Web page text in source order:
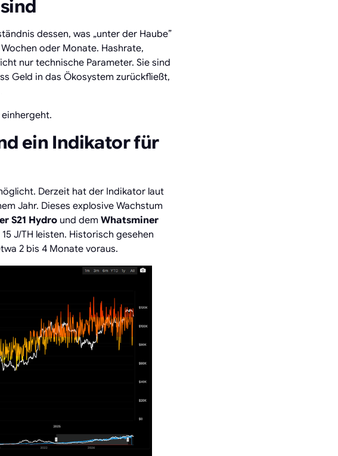
dessen, was „unter der Haube”
oder Monate. Hashrate,
nur technische Parameter. Sie sind
Geld in das Ökosystem zurückfließt,
ein Indikator für
Derzeit hat der Indikator laut
Jahr. Dieses explosive Wachstum
S21 Hydro und dem Whatsminer
J/TH leisten. Historisch gesehen
2 bis 4 Monate voraus.